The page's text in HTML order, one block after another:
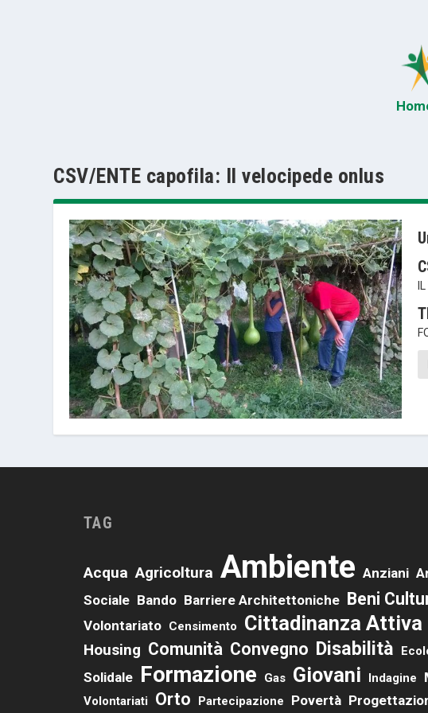
CSV/ENTE capofila: Il velocipede onlus
IL
TAG
Acqua Agricoltura Ambiente Anziani
Sociale Bando Barriere Architettoniche Beni
Volontariato Censimento Cittadinanza Attiva
Housing Comunità Convegno Disabilità
Solidale Formazione Gas Giovani Indagine
Volontariati Orto Partecipazione Povertà